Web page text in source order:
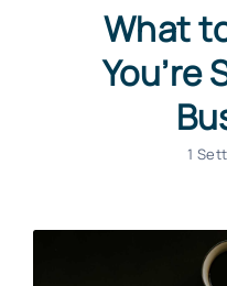
What
You’re
1